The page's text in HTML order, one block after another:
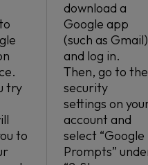
try
to
download a
Google app
(such as Gmail)
and log in.
Then, go to the
security
settings on
account and
select “Google
Prompts”